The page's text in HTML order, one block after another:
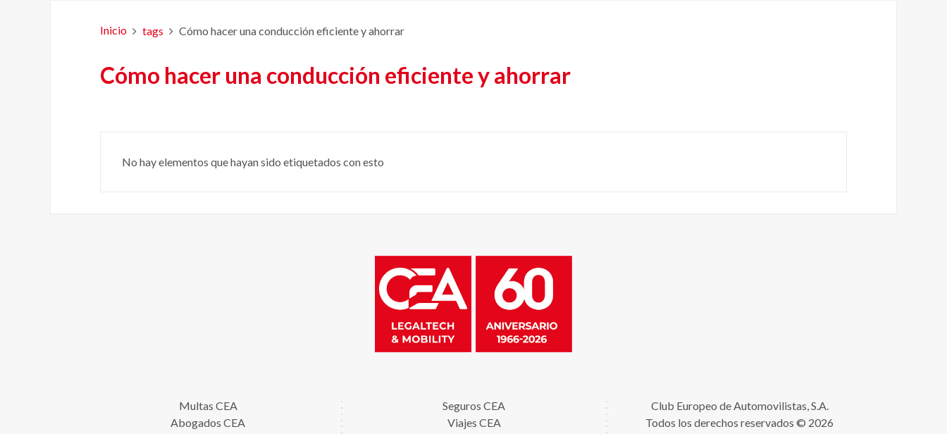
Inicio tags Cómo hacer una conducción eficiente y ahorrar
Cómo hacer una conducción eficiente y ahorrar
No hay elementos que hayan sido etiquetados con esto
Multas CEA
Abogados CEA
Seguros CEA
Viajes CEA
Club Europeo de Automovilistas, S.A.
Todos los derechos reservados © 2026